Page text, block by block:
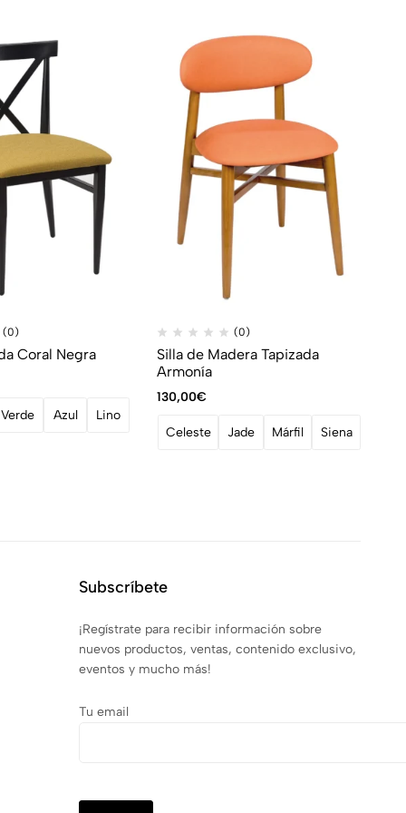
(0)
Coral Negra
Verde Azul Lino
(0)
Silla de Madera Tapizada
Armonía
130,00€
Celeste Jade Márfil Siena
Subscríbete
¡Regístrate para recibir información sobre
nuevos productos, ventas, contenido exclusivo,
eventos y mucho más!
Tu email